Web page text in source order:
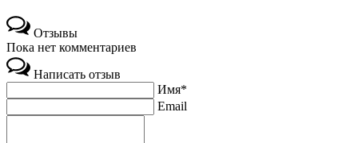
Отзывы
Пока нет комментариев
Написать отзыв
Имя*
Email